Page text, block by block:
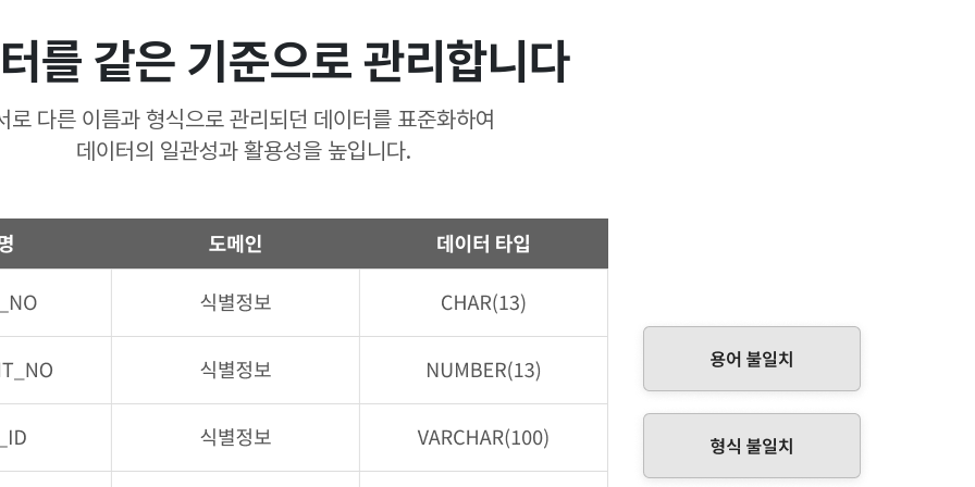
를 같은 기준으로 관리합니다
로 다른 이름과 형식으로 관리되던 데이터를 표준화하여
데이터의 일관성과 활용성을 높입니다.